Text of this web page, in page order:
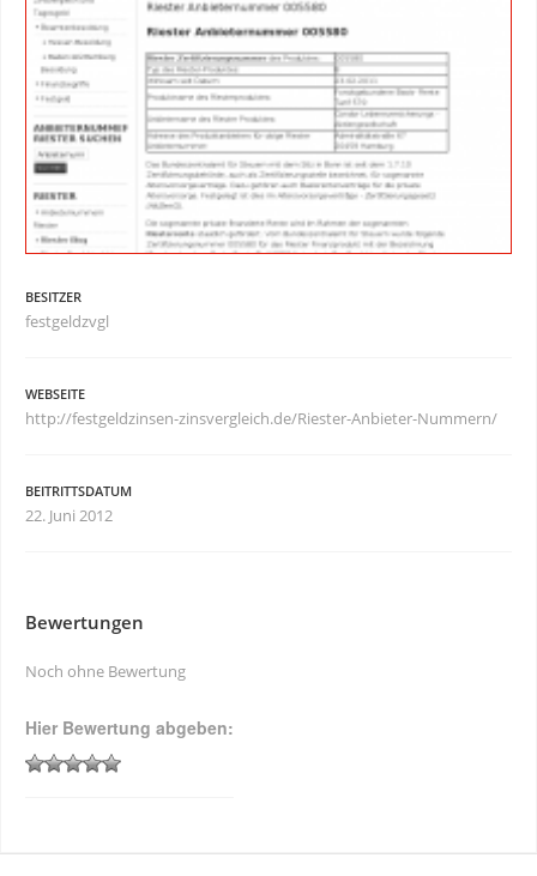
BESITZER
festgeldzvgl
WEBSEITE
http://festgeldzinsen-zinsvergleich.de/Riester-Anbieter-Nummern/
BEITRITTSDATUM
22. Juni 2012
Bewertungen
Noch ohne Bewertung
Hier Bewertung abgeben: